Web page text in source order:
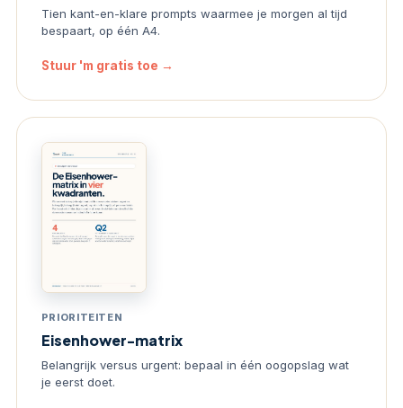
Tien kant-en-klare prompts waarmee je morgen al tijd
bespaart, op één A4.
Stuur 'm gratis toe →
PRIORITEITEN
Eisenhower-matrix
Belangrijk versus urgent: bepaal in één oogopslag wat
je eerst doet.